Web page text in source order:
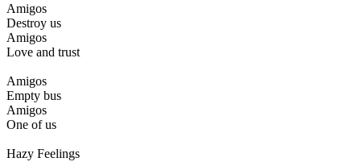
Amigos
Destroy us
Amigos
Love and trust
Amigos
Empty bus
Amigos
One of us
Hazy Feelings